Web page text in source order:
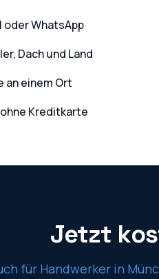
oder WhatsApp
Dach und Land
an einem Ort
Kreditkarte
Jetzt
für Handwerker in